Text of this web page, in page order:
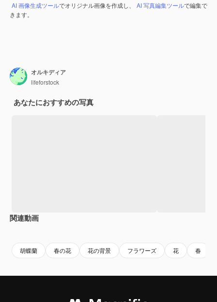
AI 画像生成ツールでオリジナル画像を作成し、 AI 写真編集ツールで編集で
きます。
オルキディア
lifeforstock
あなたにおすすめの写真
関連動画
胡蝶蘭 春の花 花の背景 フラワーズ 花 春